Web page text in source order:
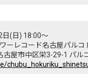
日(日) 18:00～
ーレコード名古屋パルコ
古屋市中区栄3-29-1 パル